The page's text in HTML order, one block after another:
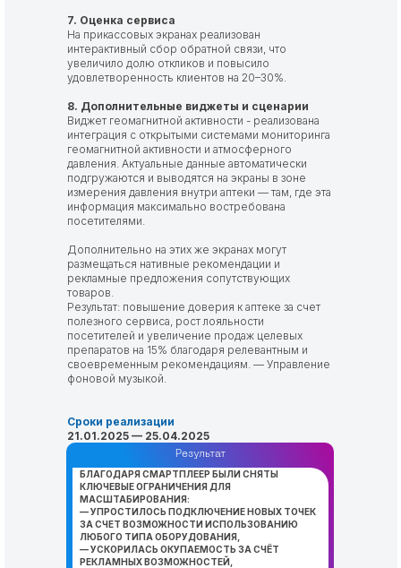
7. Оценка сервиса
На прикассовых экранах реализован
интерактивный сбор обратной связи, что
увеличило долю откликов и повысило
удовлетворенность клиентов на 20–30%.
8. Дополнительные виджеты и сценарии
Виджет геомагнитной активности - реализована
интеграция с открытыми системами мониторинга
геомагнитной активности и атмосферного
давления. Актуальные данные автоматически
подгружаются и выводятся на экраны в зоне
измерения давления внутри аптеки — там, где эта
информация максимально востребована
посетителями.
Дополнительно на этих же экранах могут
размещаться нативные рекомендации и
рекламные предложения сопутствующих
товаров.
Результат: повышение доверия к аптеке за счет
полезного сервиса, рост лояльности
посетителей и увеличение продаж целевых
препаратов на 15% благодаря релевантным и
своевременным рекомендациям. — Управление
фоновой музыкой.
Сроки реализации
21.01.2025 — 25.04.2025
Результат
БЛАГОДАРЯ СМАРТПЛЕЕР БЫЛИ СНЯТЫ
КЛЮЧЕВЫЕ ОГРАНИЧЕНИЯ ДЛЯ
МАСШТАБИРОВАНИЯ:
— УПРОСТИЛОСЬ ПОДКЛЮЧЕНИЕ НОВЫХ ТОЧЕК
ЗА СЧЕТ ВОЗМОЖНОСТИ ИСПОЛЬЗОВАНИЮ
ЛЮБОГО ТИПА ОБОРУДОВАНИЯ,
— УСКОРИЛАСЬ ОКУПАЕМОСТЬ ЗА СЧЁТ
РЕКЛАМНЫХ ВОЗМОЖНОСТЕЙ,